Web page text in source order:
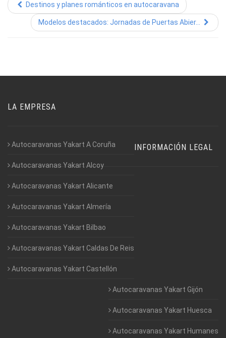
Destinos y planes románticos en autocaravana
Modelos destacados: Jornadas de Puertas Abier...
LA EMPRESA
Autocaravanas Yakart A Coruña
Autocaravanas Yakart Alcoy
Autocaravanas Yakart Alicante
Autocaravanas Yakart Almería
Autocaravanas Yakart Bilbao
Autocaravanas Yakart Caldas De Reis
Autocaravanas Yakart Castellón
Autocaravanas Yakart Gijón
Autocaravanas Yakart Huesca
Autocaravanas Yakart Humanes
INFORMACIÓN LEGAL